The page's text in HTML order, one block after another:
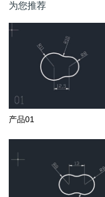
为您推荐
产品01